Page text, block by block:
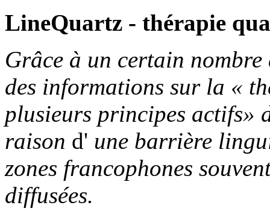
LineQuartz - thérapie
Grâce à un certain
des informations sur la «
plusieurs principes actifs»
raison d' une barrière
zones francophones
diffusées.